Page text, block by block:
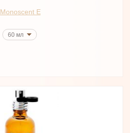
Monoscent E
60 мл